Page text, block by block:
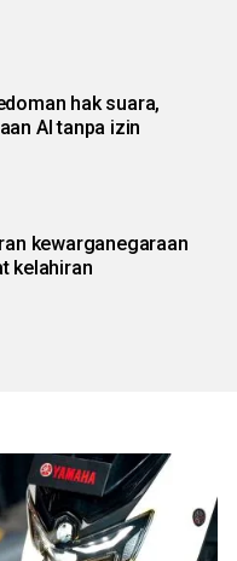
hak suara,
AI tanpa izin
kewarganegaraan
kelahiran